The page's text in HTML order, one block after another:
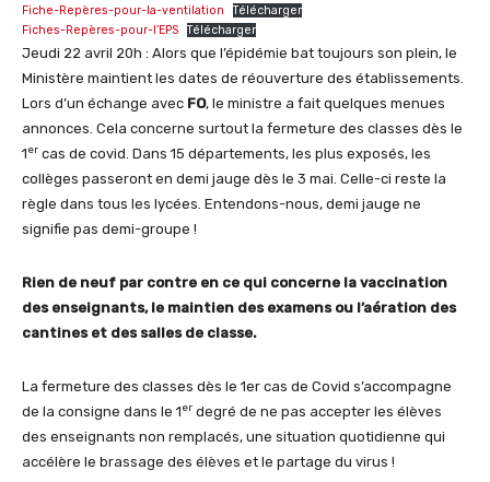
Fiche-Repères-pour-la-ventilation
Télécharger
Fiches-Repères-pour-l’EPS
Télécharger
Jeudi 22 avril 20h : Alors que l’épidémie bat toujours son plein, le
Ministère maintient les dates de réouverture des établissements.
Lors d’un échange avec FO, le ministre a fait quelques menues
annonces. Cela concerne surtout la fermeture des classes dès le
1er cas de covid. Dans 15 départements, les plus exposés, les
collèges passeront en demi jauge dès le 3 mai. Celle-ci reste la
règle dans tous les lycées. Entendons-nous, demi jauge ne
signifie pas demi-groupe !
Rien de neuf par contre en ce qui concerne la vaccination
des enseignants, le maintien des examens ou l’aération des
cantines et des salles de classe.
La fermeture des classes dès le 1er cas de Covid s’accompagne
de la consigne dans le 1er degré de ne pas accepter les élèves
des enseignants non remplacés, une situation quotidienne qui
accélère le brassage des élèves et le partage du virus !